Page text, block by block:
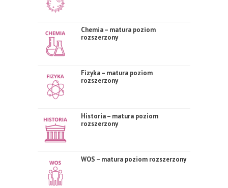
Chemia – matura poziom
rozszerzony
Fizyka – matura poziom
rozszerzony
Historia – matura poziom
rozszerzony
WOS – matura poziom rozszerzony